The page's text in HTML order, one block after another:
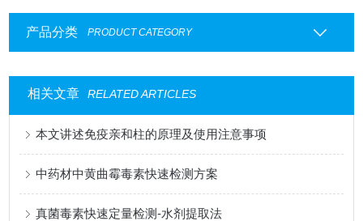
产品分类 PRODUCT CATEGORY
相关文章 RELATED ARTICLES
本文讲述免疫亲和柱的原理及使用注意事项
中药材中黄曲霉毒素快速检测方案
真菌毒素快速定量检测-水剂提取法